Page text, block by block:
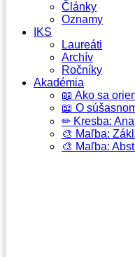
Články
Oznamy
IKS
Laureáti
Archív
Ročníky
Akadémia
📖 Ako sa
📖 O
✏ Kresba:
🎨 Maľba:
🎨 Maľba: